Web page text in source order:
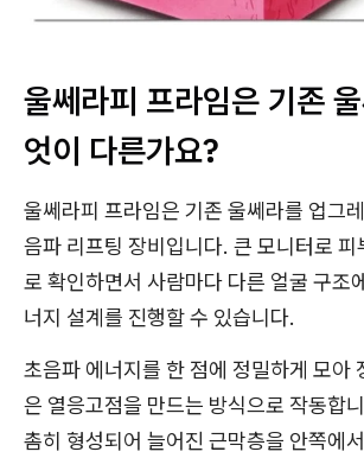
울쎄라피 프라임은 기존
엇이 다른가요?
울쎄라피 프라임은 기존 울쎄라를 업그
음파 리프팅 장비입니다. 큰 모니터로 피
로 확인하면서 사람마다 다른 얼굴 구조
너지 설계를 진행할 수 있습니다.
초음파 에너지를 한 점에 정밀하게 모아
은 열응고점을 만드는 방식으로 작동합
촘히 형성되어 늘어진 근막층을 안쪽에